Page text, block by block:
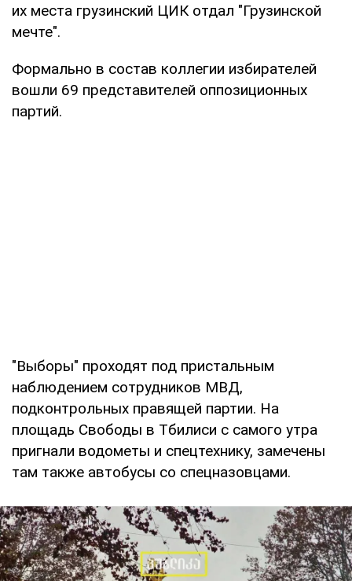
их места грузинский ЦИК отдал "Грузинской
мечте".
Формально в состав коллегии избирателей
вошли 69 представителей оппозиционных
партий.
"Выборы" проходят под пристальным
наблюдением сотрудников МВД,
подконтрольных правящей партии. На
площадь Свободы в Тбилиси с самого утра
пригнали водометы и спецтехнику, замечены
там также автобусы со спецназовцами.